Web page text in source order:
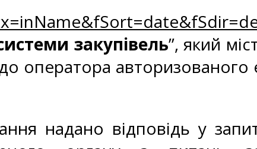
закупівель”, який
оператора
надано відповідь у